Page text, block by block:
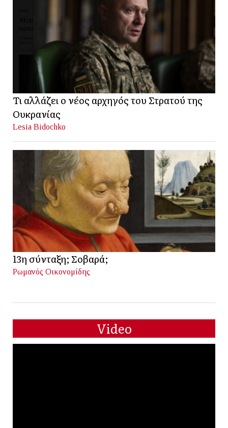
Τι αλλάζει ο νέος αρχηγός του Στρατού της
Ουκρανίας
Lesia Bidochko
13η σύνταξη; Σοβαρά;
Ρωμανός Οικονομίδης
Video